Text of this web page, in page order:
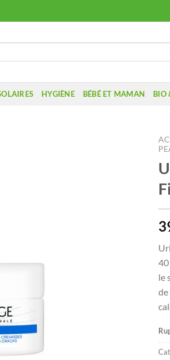
HYGIÈNE BÉBÉ ET MAMAN BIO
le